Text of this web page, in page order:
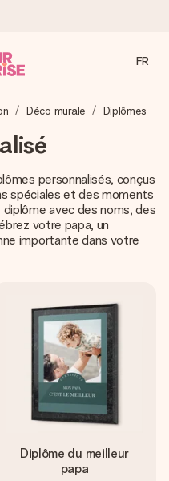
attention et l’envoyons
avis)
clients nous attribuent
(total de tous les
quelques étapes – avec
qui touche le cœur.
pour le moment idéal.
FR
Déco murale Diplômes
personnalisés, conçus
spéciales et des moments
avec des noms, des
votre papa, un
importante dans votre
Diplôme du meilleur
papa